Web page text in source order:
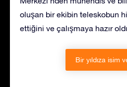
oluşan bir ekibin teleskobun
ettiğini ve çalışmaya hazır
Bir yıldıza isim